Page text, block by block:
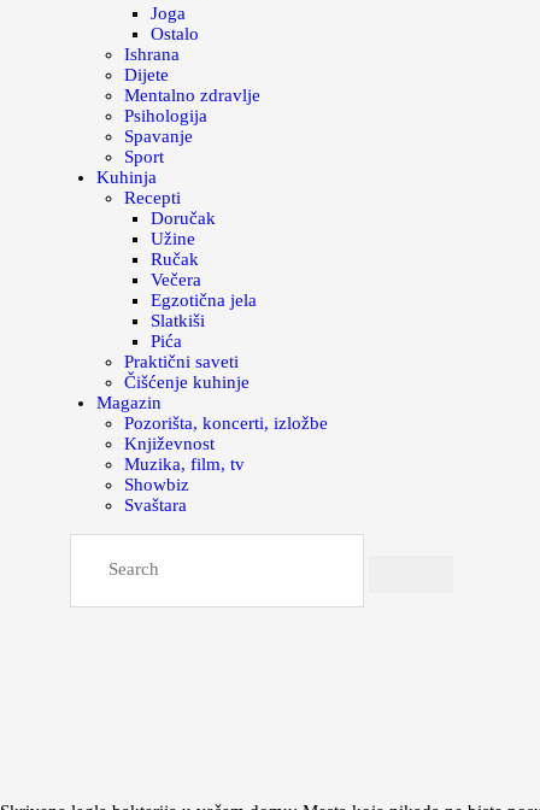
Joga
Ostalo
Ishrana
Dijete
Mentalno zdravlje
Psihologija
Spavanje
Sport
Kuhinja
Recepti
Doručak
Užine
Ručak
Večera
Egzotična jela
Slatkiši
Pića
Praktični saveti
Čišćenje kuhinje
Magazin
Pozorišta, koncerti, izložbe
Književnost
Muzika, film, tv
Showbiz
Svaštara